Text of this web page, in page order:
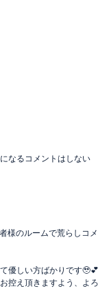
なるコメントはしない
様のルームで荒らしコメ
優しい方ばかりです🥹︎💕︎
控え頂きますよう、よろ